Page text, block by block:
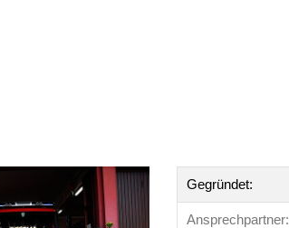
Gegründet:
Ansprechpartner: